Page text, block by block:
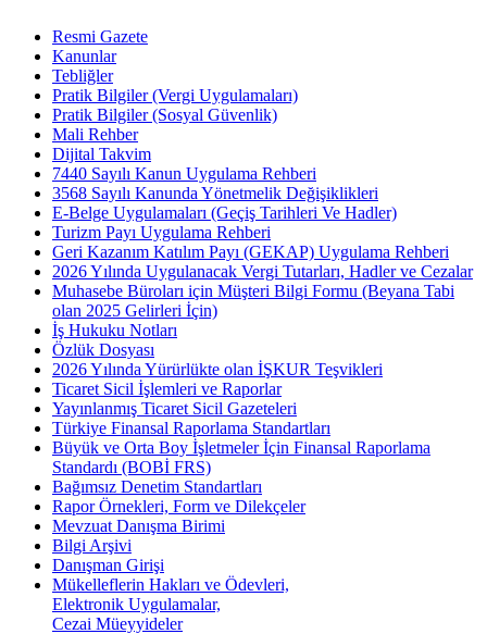
Resmi Gazete
Kanunlar
Tebliğler
Pratik Bilgiler (Vergi Uygulamaları)
Pratik Bilgiler (Sosyal Güvenlik)
Mali Rehber
Dijital Takvim
7440 Sayılı Kanun Uygulama Rehberi
3568 Sayılı Kanunda Yönetmelik Değişiklikleri
E-Belge Uygulamaları (Geçiş Tarihleri Ve Hadler)
Turizm Payı Uygulama Rehberi
Geri Kazanım Katılım Payı (GEKAP) Uygulama Rehberi
2026 Yılında Uygulanacak Vergi Tutarları, Hadler ve Cezalar
Muhasebe Büroları için Müşteri Bilgi Formu (Beyana Tabi
olan 2025 Gelirleri İçin)
İş Hukuku Notları
Özlük Dosyası
2026 Yılında Yürürlükte olan İŞKUR Teşvikleri
Ticaret Sicil İşlemleri ve Raporlar
Yayınlanmış Ticaret Sicil Gazeteleri
Türkiye Finansal Raporlama Standartları
Büyük ve Orta Boy İşletmeler İçin Finansal Raporlama
Standardı (BOBİ FRS)
Bağımsız Denetim Standartları
Rapor Örnekleri, Form ve Dilekçeler
Mevzuat Danışma Birimi
Bilgi Arşivi
Danışman Girişi
Mükelleflerin Hakları ve Ödevleri,
Elektronik Uygulamalar,
Cezai Müeyyideler